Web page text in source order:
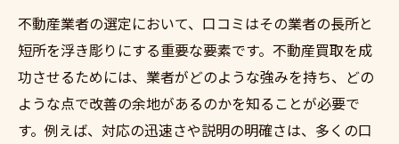
不動産業者の選定において、口コミはその業者の長所と
短所を浮き彫りにする重要な要素です。不動産買取を成
功させるためには、業者がどのような強みを持ち、どの
ような点で改善の余地があるのかを知ることが必要で
す。例えば、対応の迅速さや説明の明確さは、多くの口